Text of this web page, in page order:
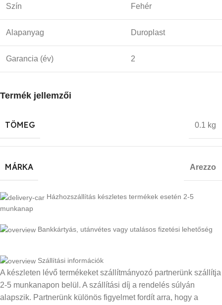
Szín Fehér
Alapanyag Duroplast
Garancia (év) 2
Termék jellemzői
TÖMEG 0.1 kg
MÁRKA Arezzo
Házhozszállítás készletes termékek esetén 2-5
munkanap
Bankkártyás, utánvétes vagy utalásos fizetési lehetőség
Szállítási információk
A készleten lévő termékeket szállítmányozó partnerünk szállítja
2-5 munkanapon belül. A szállítási díj a rendelés súlyán
alapszik. Partnerünk különös figyelmet fordít arra, hogy a